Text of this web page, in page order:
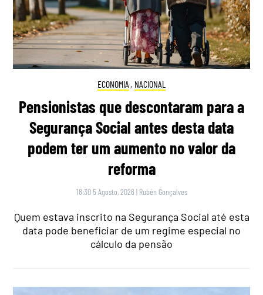
ECONOMIA , NACIONAL
Pensionistas que descontaram para a
Segurança Social antes desta data
podem ter um aumento no valor da
reforma
18:30 5 Agosto, 2026 | Rubén Gonçalves
Quem estava inscrito na Segurança Social até esta
data pode beneficiar de um regime especial no
cálculo da pensão